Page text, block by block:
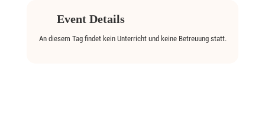
Event Details
An diesem Tag findet kein Unterricht und keine Betreuung statt.